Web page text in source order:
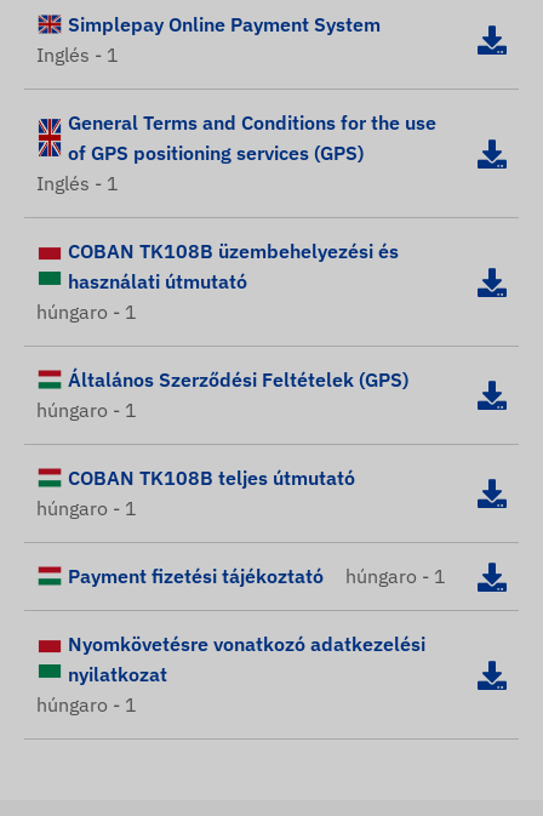
Simplepay Online Payment System
Inglés - 1
General Terms and Conditions for the use
of GPS positioning services (GPS)
Inglés - 1
COBAN TK108B üzembehelyezési és
használati útmutató
húngaro - 1
Általános Szerződési Feltételek (GPS)
húngaro - 1
COBAN TK108B teljes útmutató
húngaro - 1
Payment fizetési tájékoztató húngaro - 1
Nyomkövetésre vonatkozó adatkezelési
nyilatkozat
húngaro - 1